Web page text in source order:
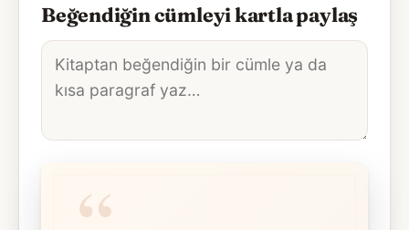
Beğendiğin cümleyi kartla paylaş
Alıntı
metni